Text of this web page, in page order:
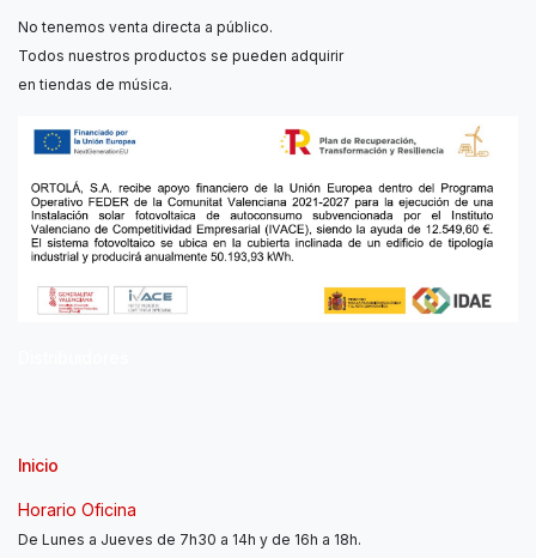
No tenemos venta directa a público.
Todos nuestros productos se pueden adquirir
en tiendas de música.
Inicio
Horario Oficina
De Lunes a Jueves de 7h30 a 14h y de 16h a 18h.